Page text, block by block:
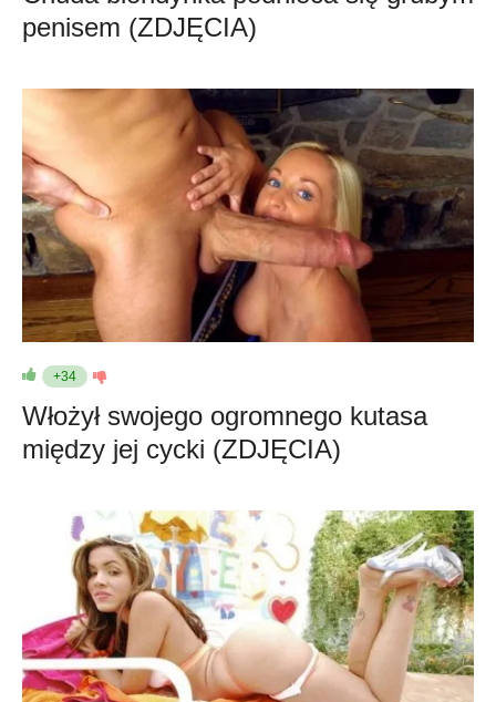
penisem (ZDJĘCIA)
+34
Włożył swojego ogromnego kutasa
między jej cycki (ZDJĘCIA)